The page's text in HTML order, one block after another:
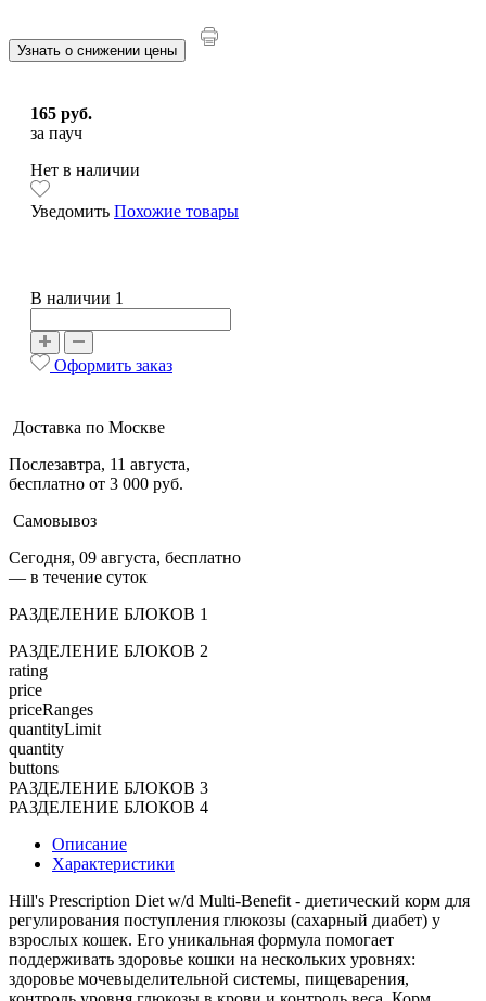
Узнать о снижении цены
165 руб.
за пауч
Нет в наличии
Уведомить Похожие товары
В наличии 1
Оформить заказ
Доставка по Москве
Послезавтра, 11 августа,
бесплатно от 3 000 руб.
Самовывоз
Сегодня, 09 августа, бесплатно
— в течение суток
РАЗДЕЛЕНИЕ БЛОКОВ 1
РАЗДЕЛЕНИЕ БЛОКОВ 2
rating
price
priceRanges
quantityLimit
quantity
buttons
РАЗДЕЛЕНИЕ БЛОКОВ 3
РАЗДЕЛЕНИЕ БЛОКОВ 4
Описание
Характеристики
Hill's Prescription Diet w/d Multi-Benefit - диетический корм для
регулирования поступления глюкозы (сахарный диабет) у
взрослых кошек. Его уникальная формула помогает
поддерживать здоровье кошки на нескольких уровнях:
здоровье мочевыделительной системы, пищеварения,